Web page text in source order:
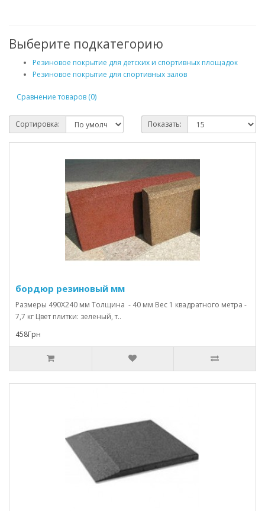
Выберите подкатегорию
Резиновое покрытие для детских и спортивных площадок
Резиновое покрытие для спортивных залов
Сравнение товаров (0)
Сортировка: Показать:
бордюр резиновый мм
Размеры 490Х240 мм Толщина - 40 мм Вес 1 квадратного метра -
7,7 кг Цвет плитки: зеленый, т..
458Грн